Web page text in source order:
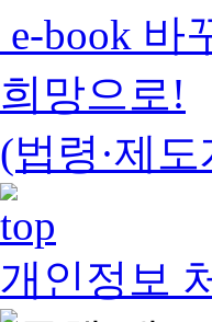
e-book 바
희망으로!
(법령·제
개인정보